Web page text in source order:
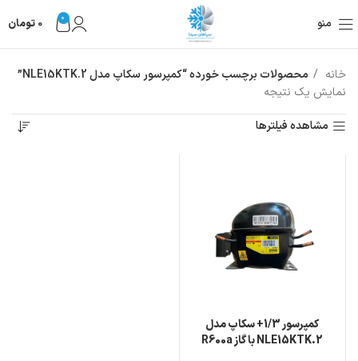
منو 0
0 تومان
خانه
محصولات برچسب خورده “کمپرسور سکاپ مدل NLE15KTK.2”
نمایش یک نتیجه
مشاهده فیلترها
کمپرسور 1/3+ سکاپ مدل
NLE15KTK.2 با گاز R600a